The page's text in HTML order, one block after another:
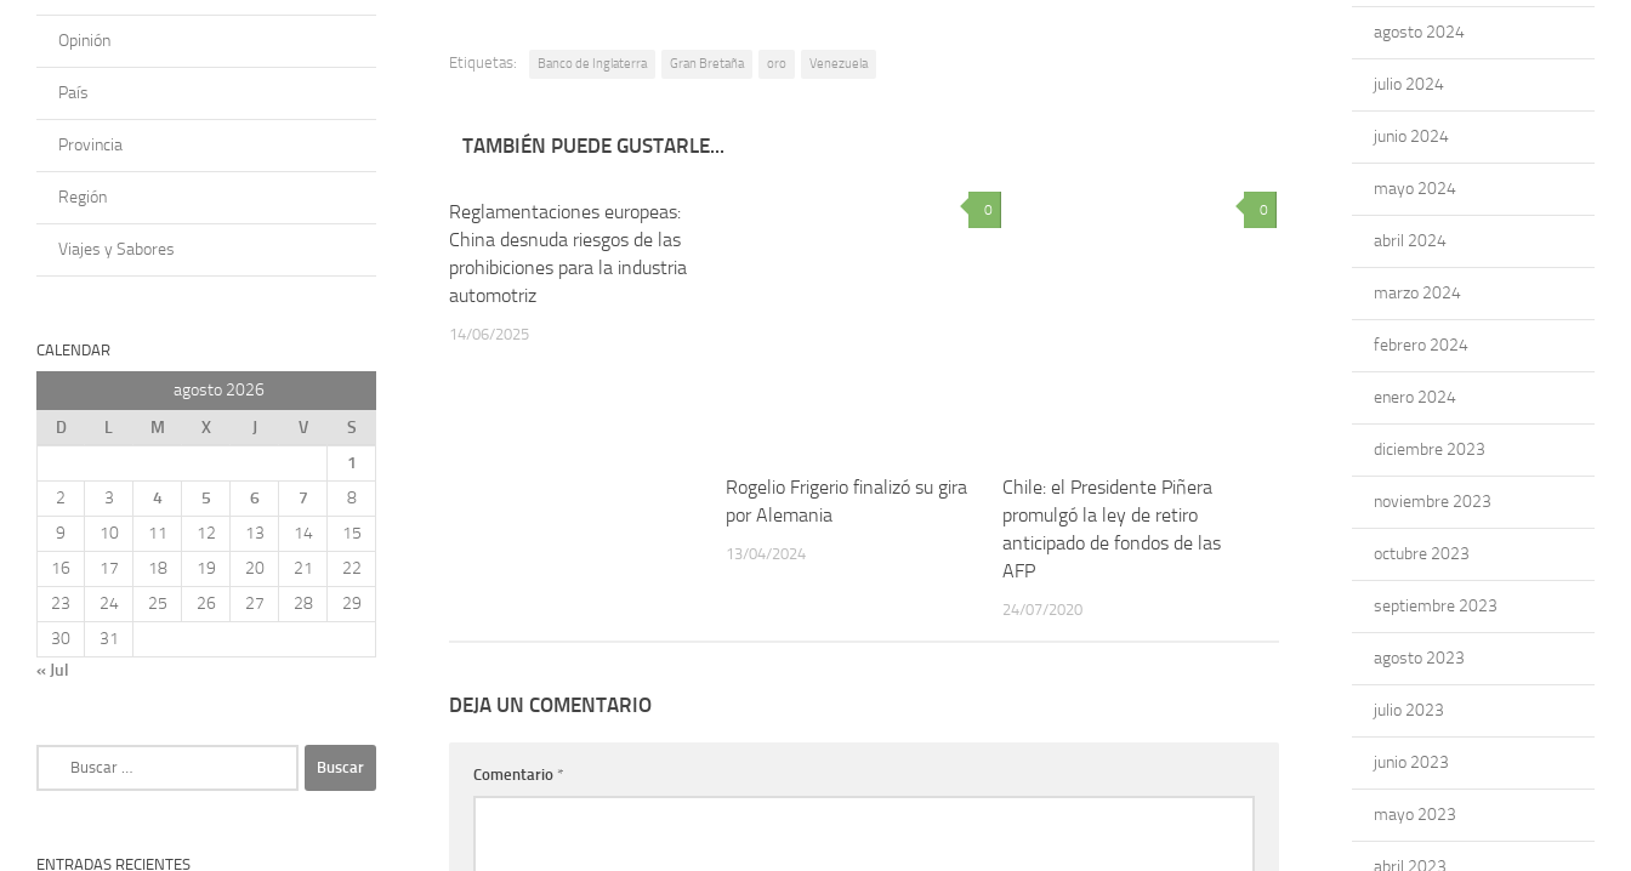
Etiquetas: Banco de Inglaterra Gran Bretaña oro Venezuela
TAMBIÉN PUEDE GUSTARLE...
Reglamentaciones europeas:
China desnuda riesgos de las
prohibiciones para la industria
automotriz
14/06/2025
0
Rogelio Frigerio finalizó su gira
por Alemania
13/04/2024
0
Chile: el Presidente Piñera
promulgó la ley de retiro
anticipado de fondos de las
AFP
24/07/2020
DEJA UN COMENTARIO
Comentario *
Opinión
País
Provincia
Región
Viajes y Sabores
CALENDAR
agosto 2026
D
L M X J V
S
1
2
3 4 5 6 7
8
9
10 11 12 13 14
15
16
17 18 19 20 21
22
23
24 25 26 27 28
29
30
31
« Jul
ENTRADAS RECIENTES
agosto 2024
julio 2024
junio 2024
mayo 2024
abril 2024
marzo 2024
febrero 2024
enero 2024
diciembre 2023
noviembre 2023
octubre 2023
septiembre 2023
agosto 2023
julio 2023
junio 2023
mayo 2023
abril 2023